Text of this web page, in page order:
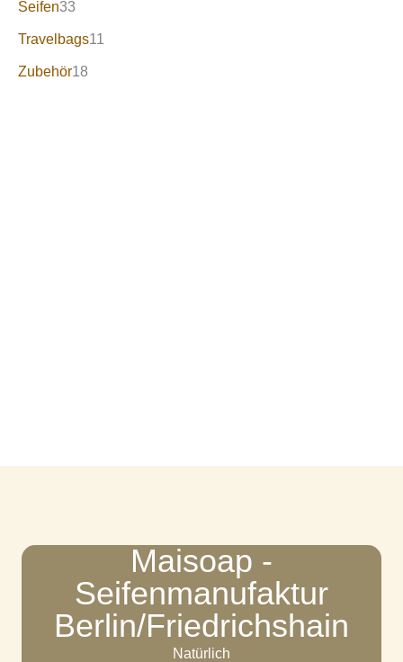
Seifen33
Travelbags11
Zubehör18
Maisoap -
Seifenmanufaktur
Berlin/Friedrichshain
Natürlich